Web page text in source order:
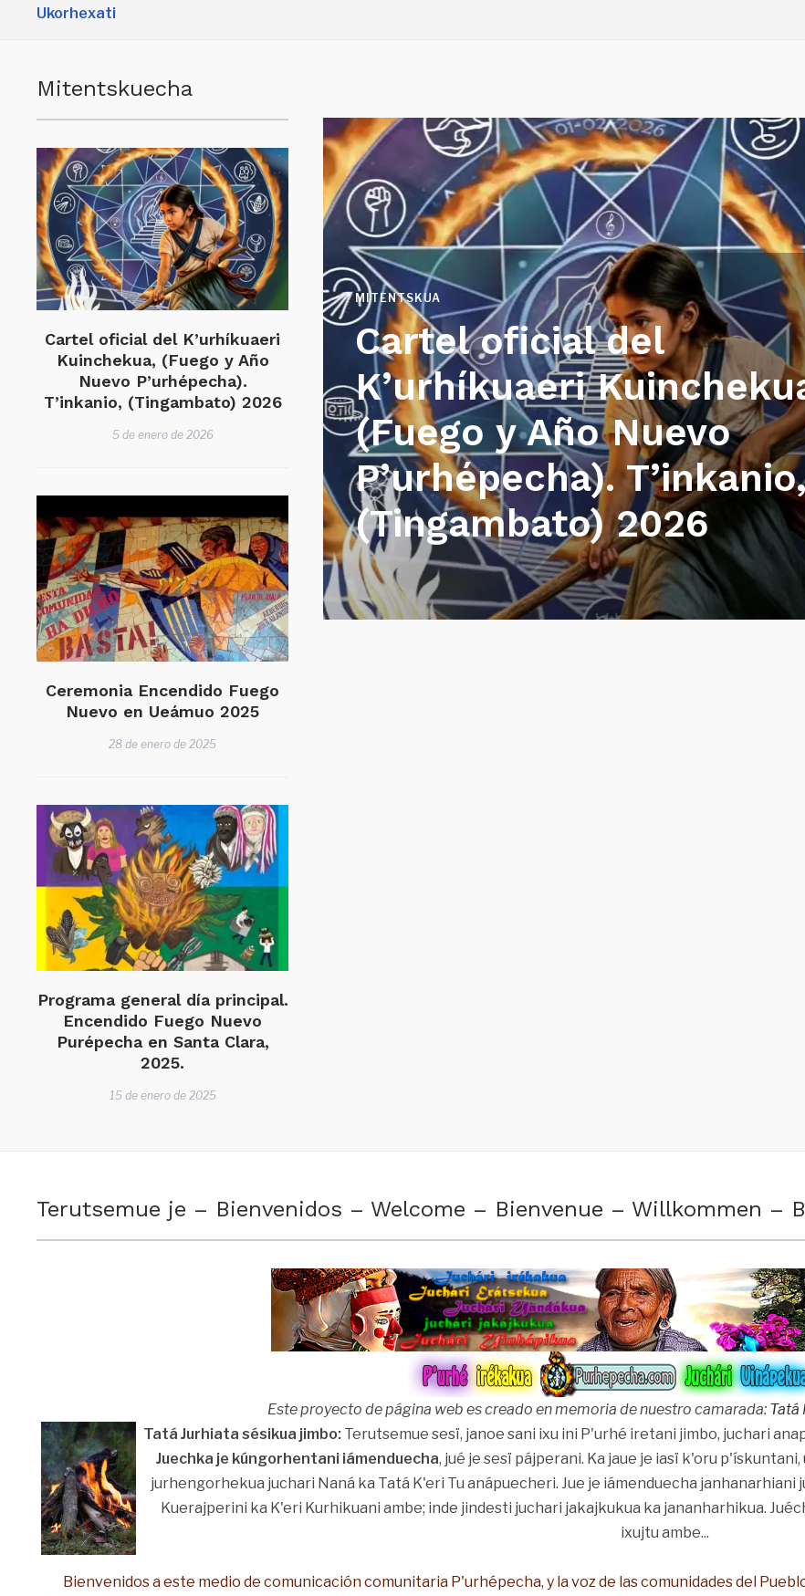
&
Ukorhexati
Mitentskuecha
Cartel oficial del K’urhíkuaeri
Kuinchekua, (Fuego y Año
Nuevo P’urhépecha).
T’inkanio, (Tingambato) 2026
5 de enero de 2026
Ceremonia Encendido Fuego
Nuevo en Ueámuo 2025
28 de enero de 2025
Programa general día principal.
Encendido Fuego Nuevo
Purépecha en Santa Clara,
2025.
15 de enero de 2025
MITENTSKUA
Cartel oficial del
K’urhíkuaeri
(Fuego y Año Nuevo
P’urhépecha).
(Tingambato) 2026
Terutsemue je – Bienvenidos – Welcome – Bienvenue – Willkommen –
Este proyecto de página web es creado en memoria de nuestro camarada: Tatá
Tatá Jurhiata sésikua jimbo: Terutsemue sesï, janoe sani ixu ini P'urhé iretani jimbo, juchari
Juechka je kúngorhentani iámenduecha, jué je sesï pájperani. Ka jaue je iasï k'oru
jurhengorhekua juchari Naná ka Tatá K'eri Tu anápuecheri. Jue je iámenduecha
Kuerajperini ka K'eri Kurhikuani ambe; inde jindesti juchari jakajkukua ka jananharhikua.
ixujtu ambe...
Bienvenidos a este medio de comunicación comunitaria P'urhépecha, y la voz de las comunidades del